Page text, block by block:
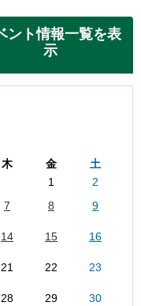
ント情報一覧を表
示
木 金
土
1
2
7 8 9
14 15 16
21 22 23
28 29
30